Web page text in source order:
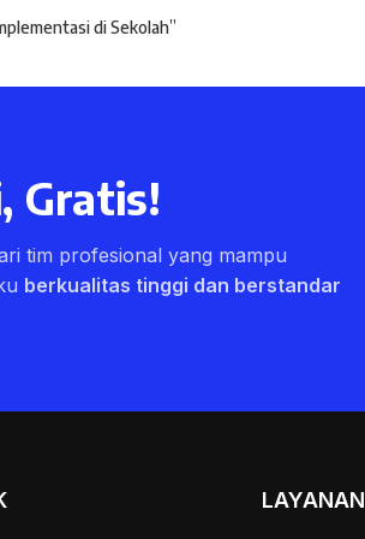
di Sekolah”
Gratis!
tim profesional yang mampu
berkualitas tinggi dan berstandar
LAYANAN